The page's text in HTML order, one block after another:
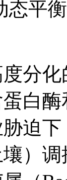
态平
分
白
迫
）